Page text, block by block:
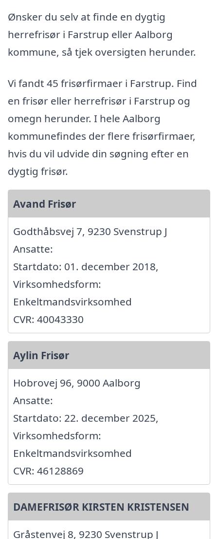
Ønsker du selv at finde en dygtig
herrefrisør i Farstrup eller Aalborg
kommune, så tjek oversigten herunder.
Vi fandt 45 frisørfirmaer i Farstrup. Find
en frisør eller herrefrisør i Farstrup og
omegn herunder. I hele Aalborg
kommunefindes der flere frisørfirmaer,
hvis du vil udvide din søgning efter en
dygtig frisør.
Avand Frisør
Godthåbsvej 7, 9230 Svenstrup J
Ansatte:
Startdato: 01. december 2018,
Virksomhedsform:
Enkeltmandsvirksomhed
CVR: 40043330
Aylin Frisør
Hobrovej 96, 9000 Aalborg
Ansatte:
Startdato: 22. december 2025,
Virksomhedsform:
Enkeltmandsvirksomhed
CVR: 46128869
DAMEFRISØR KIRSTEN KRISTENSEN
Gråstenvej 8, 9230 Svenstrup J